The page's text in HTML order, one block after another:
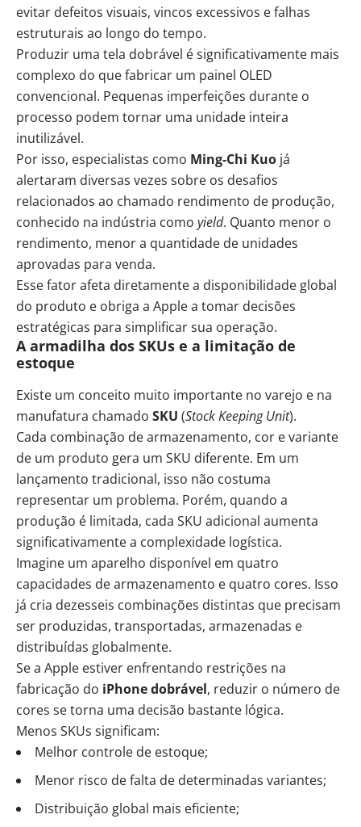
evitar defeitos visuais, vincos excessivos e falhas
estruturais ao longo do tempo.
Produzir uma tela dobrável é significativamente mais
complexo do que fabricar um painel OLED
convencional. Pequenas imperfeições durante o
processo podem tornar uma unidade inteira
inutilizável.
Por isso, especialistas como Ming-Chi Kuo já
alertaram diversas vezes sobre os desafios
relacionados ao chamado rendimento de produção,
conhecido na indústria como yield. Quanto menor o
rendimento, menor a quantidade de unidades
aprovadas para venda.
Esse fator afeta diretamente a disponibilidade global
do produto e obriga a Apple a tomar decisões
estratégicas para simplificar sua operação.
A armadilha dos SKUs e a limitação de
estoque
Existe um conceito muito importante no varejo e na
manufatura chamado SKU (Stock Keeping Unit).
Cada combinação de armazenamento, cor e variante
de um produto gera um SKU diferente. Em um
lançamento tradicional, isso não costuma
representar um problema. Porém, quando a
produção é limitada, cada SKU adicional aumenta
significativamente a complexidade logística.
Imagine um aparelho disponível em quatro
capacidades de armazenamento e quatro cores. Isso
já cria dezesseis combinações distintas que precisam
ser produzidas, transportadas, armazenadas e
distribuídas globalmente.
Se a Apple estiver enfrentando restrições na
fabricação do iPhone dobrável, reduzir o número de
cores se torna uma decisão bastante lógica.
Menos SKUs significam:
Melhor controle de estoque;
Menor risco de falta de determinadas variantes;
Distribuição global mais eficiente;